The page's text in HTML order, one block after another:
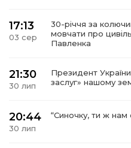
17:13
03 сер
30-річчя за
мовчати про
Павленка
21:30
30 лип
Президент
заслуг» нашому
20:44
30 лип
“Синочку, ти ж нам